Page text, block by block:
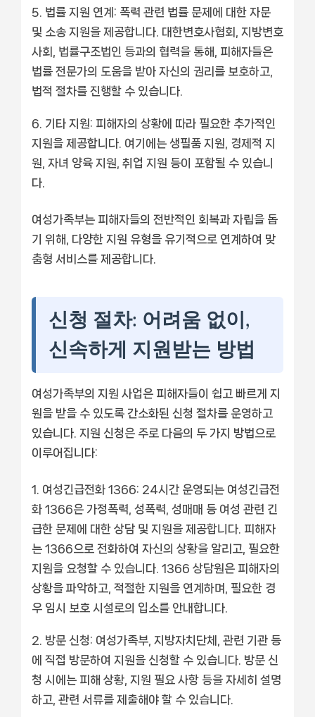
법률 지원 연계: 폭력 관련 법률 문제에 대한 자문
및 소송 지원을 제공합니다. 대한변호사협회, 지방변호
사회, 법률구조법인 등과의 협력을 통해, 피해자들은
법률 전문가의 도움을 받아 자신의 권리를 보호하고,
법적 절차를 진행할 수 있습니다.
기타 지원: 피해자의 상황에 따라 필요한 추가적인
지원을 제공합니다. 여기에는 생필품 지원, 경제적 지
원, 자녀 양육 지원, 취업 지원 등이 포함될 수 있습니
다.
여성가족부는 피해자들의 전반적인 회복과 자립을 돕
기 위해, 다양한 지원 유형을 유기적으로 연계하여 맞
춤형 서비스를 제공합니다.
신청 절차: 어려움 없이,
신속하게 지원받는 방법
여성가족부의 지원 사업은 피해자들이 쉽고 빠르게 지
원을 받을 수 있도록 간소화된 신청 절차를 운영하고
있습니다. 지원 신청은 주로 다음의 두 가지 방법으로
이루어집니다:
여성긴급전화 1366: 24시간 운영되는 여성긴급전
화 1366은 가정폭력, 성폭력, 성매매 등 여성 관련 긴
급한 문제에 대한 상담 및 지원을 제공합니다. 피해자
는 1366으로 전화하여 자신의 상황을 알리고, 필요한
지원을 요청할 수 있습니다. 1366 상담원은 피해자의
상황을 파악하고, 적절한 지원을 연계하며, 필요한 경
우 임시 보호 시설로의 입소를 안내합니다.
방문 신청: 여성가족부, 지방자치단체, 관련 기관 등
에 직접 방문하여 지원을 신청할 수 있습니다. 방문 신
청 시에는 피해 상황, 지원 필요 사항 등을 자세히 설명
하고, 관련 서류를 제출해야 할 수 있습니다.